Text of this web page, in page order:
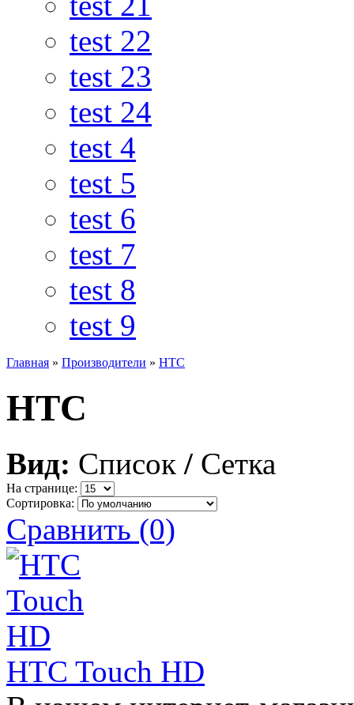
test 22
test 23
test 24
test 4
test 5
test 6
test 7
test 8
test 9
Главная » Производители » HTC
HTC
Вид: Список / Сетка
На странице:
Сортировка:
Сравнить (0)
HTC Touch HD